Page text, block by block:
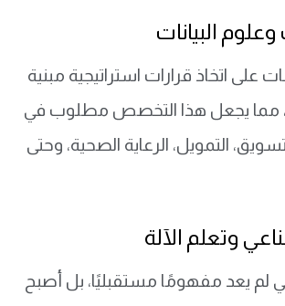
وعلوم البيانات
اتخاذ قرارات استراتيجية مبنية
مما يجعل هذا التخصص مطلوب في
التمويل، الرعاية الصحية، وحتى
وتعلم الآلة
لم يعد مفهومًا مستقبليًا، بل أصبح